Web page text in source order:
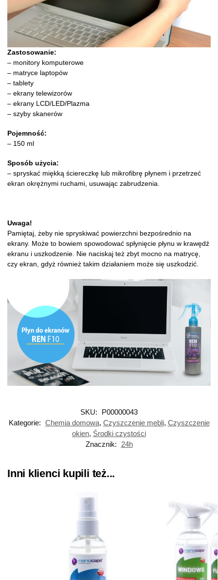
Zastosowanie:
– monitory komputerowe
– matryce laptopów
– tablety
– ekrany telewizorów
– ekrany LCD/LED/Plazma
– szyby skanerów
Pojemność:
– 150 ml
Sposób użycia:
– spryskać miękką ściereczkę lub mikrofibrę płynem i przetrzeć
ekran okrężnymi ruchami, usuwając zabrudzenia.
Uwaga!
Pamiętaj, żeby nie spryskiwać powierzchni bezpośrednio na
ekrany. Może to bowiem spowodować spłynięcie płynu w krawędź
ekranu i uszkodzenie. Nie naciskaj też zbyt mocno na matrycę,
czy ekran, gdyż również takim działaniem może się uszkodzić.
SKU:
P00000043
Kategorie: Chemia domowa, Czyszczenie mebli, Czyszczenie
okien, Środki czystości
Znacznik:
24h
Inni klienci kupili też...